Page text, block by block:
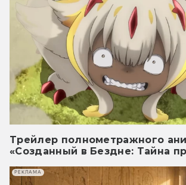
Трейлер полнометражного
«Созданный в Бездне: Тайна
РЕКЛАМА